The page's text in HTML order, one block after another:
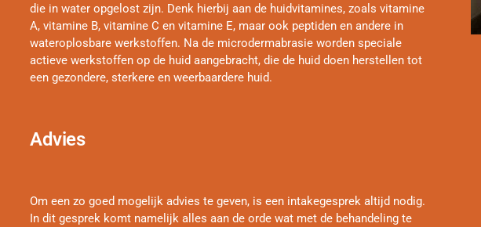
die in water opgelost zijn. Denk hierbij aan de huidvitamines, zoals vitamine
A, vitamine B, vitamine C en vitamine E, maar ook peptiden en andere in
wateroplosbare werkstoffen. Na de microdermabrasie worden speciale
actieve werkstoffen op de huid aangebracht, die de huid doen herstellen tot
een gezondere, sterkere en weerbaardere huid.
Advies
Om een zo goed mogelijk advies te geven, is een intakegesprek altijd nodig.
In dit gesprek komt namelijk alles aan de orde wat met de behandeling te